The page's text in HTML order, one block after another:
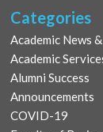
Categories
Academic News
Academic
Alumni Success
Announcements
COVID-19